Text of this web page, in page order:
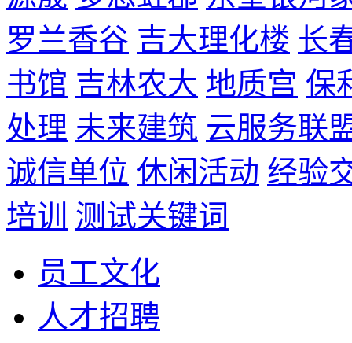
罗兰香谷 吉大理化楼 长
书馆 吉林农大 地质宫 保
处理 未来建筑 云服务联
诚信单位 休闲活动 经验
培训 测试关键词
员工文化
人才招聘